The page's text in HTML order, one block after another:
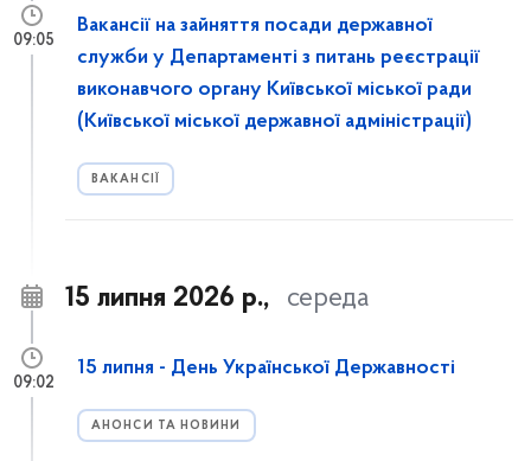
Вакансії на зайняття посади державної
служби у Департаменті з питань реєстрації
виконавчого органу Київської міської ради
(Київської міської державної адміністрації)
ВАКАНСІЇ
09:05
15 липня 2026 р., середа
15 липня - День Української Державності
АНОНСИ ТА НОВИНИ
09:02